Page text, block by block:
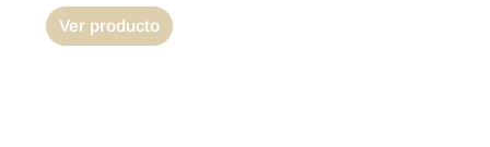
Ver producto
producto